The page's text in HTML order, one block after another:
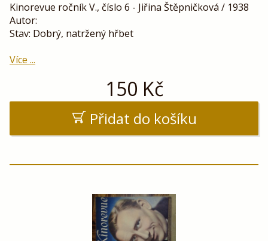
Kinorevue ročník V., číslo 6 - Jiřina Štěpničková / 1938
Autor:
Stav: Dobrý, natržený hřbet
Více ...
150 Kč
Přidat do košíku